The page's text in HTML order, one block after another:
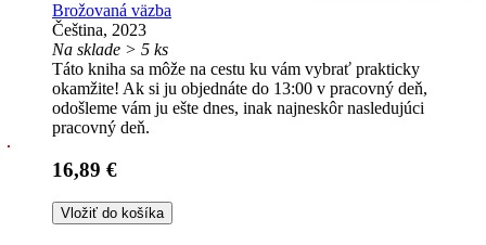
Brožovaná väzba
Čeština, 2023
Na sklade > 5 ks
Táto kniha sa môže na cestu ku vám vybrať prakticky
okamžite! Ak si ju objednáte do 13:00 v pracovný deň,
odošleme vám ju ešte dnes, inak najneskôr nasledujúci
pracovný deň.
16,89 €
Vložiť do košíka